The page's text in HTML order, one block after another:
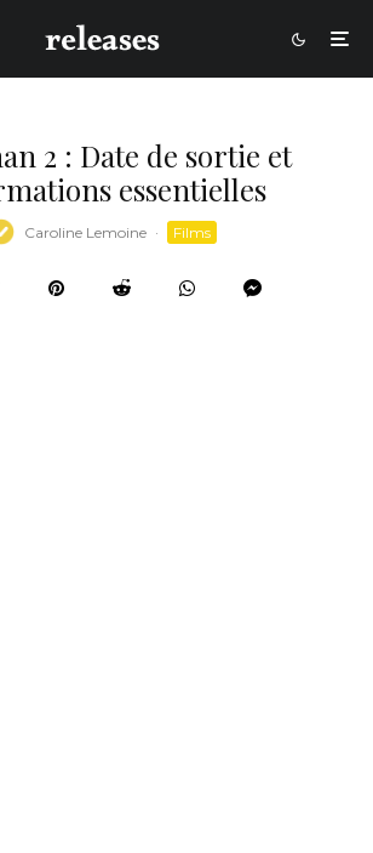
2 : Date de sortie et
essentielles
Caroline Lemoine · Films